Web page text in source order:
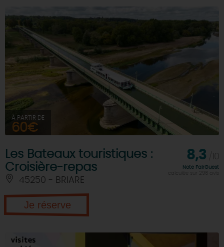
À PARTIR DE
60€
Les Bateaux touristiques :
Croisière-repas
45250 - BRIARE
8,3
Note FairGuest
Je réserve